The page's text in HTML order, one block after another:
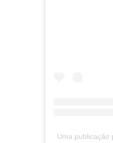
Uma publicação